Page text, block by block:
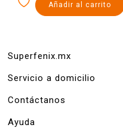
Añadir al carrito
Superfenix.mx
Servicio a domicilio
Contáctanos
Ayuda